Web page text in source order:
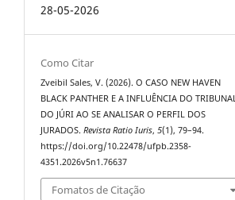
28-05-2026
Como Citar
Zveibil Sales, V. (2026). O CASO NEW HAVEN
BLACK PANTHER E A INFLUÊNCIA DO TRIBUNAL
DO JÚRI AO SE ANALISAR O PERFIL DOS
JURADOS.Revista Ratio Iuris,5(1), 79–94.
https://doi.org/10.22478/ufpb.2358-
4351.2026v5n1.76637
Fomatos de Citação